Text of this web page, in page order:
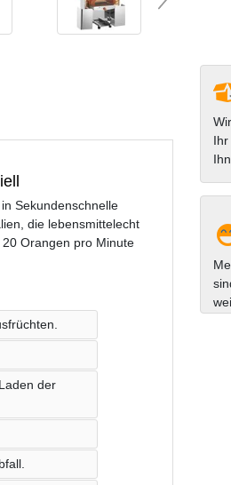
Sekundenschnelle
die lebensmittelecht
Orangen pro Minute
der